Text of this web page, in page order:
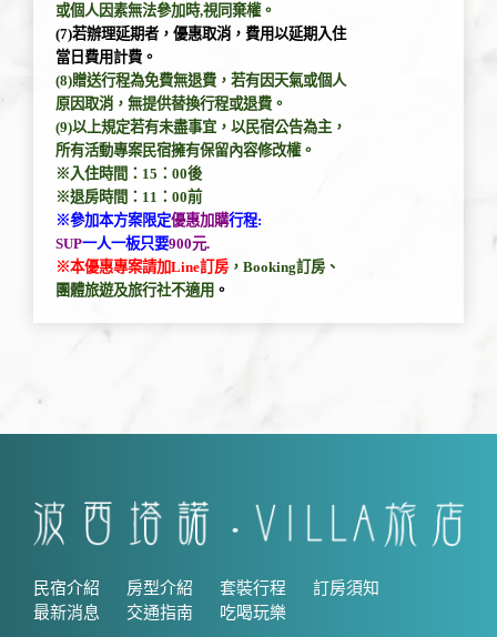
或個人因素無法參加時,視同棄權。
(7)若辦理延期者，優惠取消，費用以延期入住
當日費用計費。
(8)贈送行程為免費無退費，若有因天氣或個人
原因取消， 無提供替換行程或退費。
(9)以上規定若有未盡事宜，以民宿公告為主，
所有活動專案民宿擁有保留內容修改權。
※入住時間：15：00後
※退房時間：11：00前
※參加本方案限定優惠加購行程:
SUP一人一板只要900元.
※本優惠專案請加Line訂房，Booking訂房、
團體旅遊及旅行社不適用 。
民宿介紹 房型介紹 套裝行程
訂房須知
最新消息
交通指南 吃喝玩樂